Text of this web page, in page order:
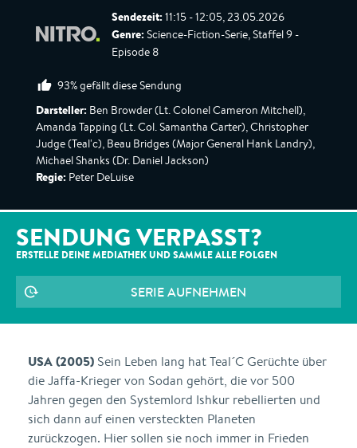
Sendezeit: 11:15 - 12:05, 23.05.2026
Genre: Science-Fiction-Serie, Staffel 9 -
Episode 8
93% gefällt diese Sendung
Darsteller: Ben Browder (Lt. Colonel Cameron Mitchell),
Amanda Tapping (Lt. Col. Samantha Carter), Christopher
Judge (Teal'c), Beau Bridges (Major General Hank Landry),
Michael Shanks (Dr. Daniel Jackson)
Regie: Peter DeLuise
SENDUNG VERPASST?
ERSTELLE DEINE MEDIATHEK UND SAMMLE ALLE FOLGEN
SERIE AUFNEHMEN
USA (2005) Sein Leben lang hat Teal´C Gerüchte über
die Jaffa-Krieger von Sodan gehört, die vor 500
Jahren gegen den Systemlord Ishkur rebellierten und
sich dann auf einen versteckten Planeten
zurückzogen. Hier sollen sie noch immer in Frieden